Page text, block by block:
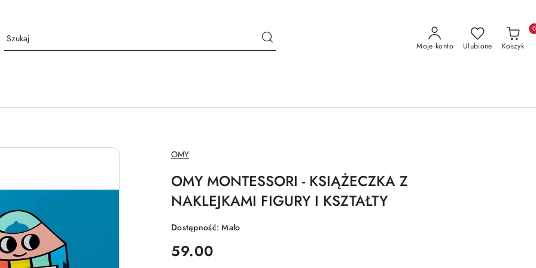
Moje konto Ulubione Koszyk
0
NAZWA
PRODUCENTA:
OMY
OMY MONTESSORI - KSIĄŻECZKA Z
NAKLEJKAMI FIGURY I KSZTAŁTY
Dostępność:Mało
cena:
59.00